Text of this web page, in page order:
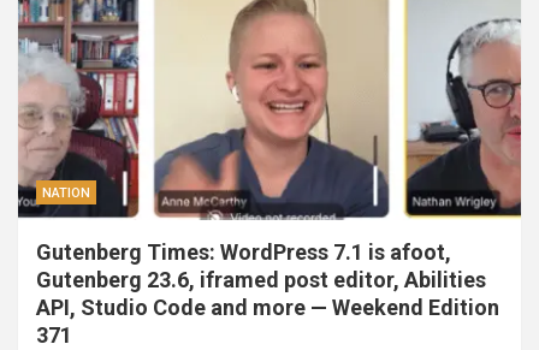
NATION
Gutenberg Times: WordPress 7.1 is afoot,
Gutenberg 23.6, iframed post editor, Abilities
API, Studio Code and more — Weekend Edition
371